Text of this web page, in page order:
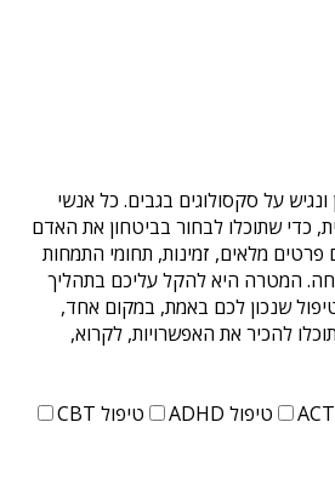
ונגיש על סקסולוגים בגבים. כל אנשי
כדי שתוכלו לבחור בביטחון את האדם
מלאים, זמינות, תחומי התמחות
המטרה היא להקל עליכם בתהליך
שנכון לכם באמת, במקום אחד,
להכיר את האפשרויות, לקרוא,
טיפול ADHD
טיפול CBT